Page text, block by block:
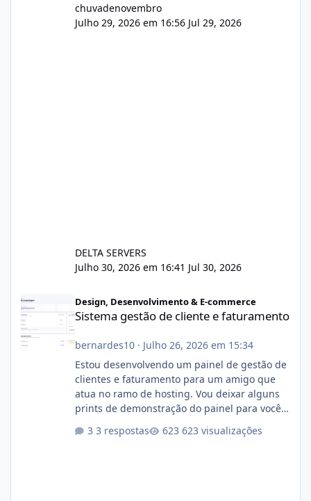
chuvadenovembro
Julho 29, 2026 em 16:56 Jul 29, 2026
DELTA SERVERS
Julho 30, 2026 em 16:41 Jul 30, 2026
Design, Desenvolvimento & E-commerce
Sistema gestão de cliente e faturamento
bernardes10· Julho 26, 2026 em 15:34
Estou desenvolvendo um painel de gestão de
clientes e faturamento para um amigo que
atua no ramo de hosting. Vou deixar alguns
prints de demonstração do painel para vocês
com cerca de 80% concluído e conta com
3 respostas 623 visualizações